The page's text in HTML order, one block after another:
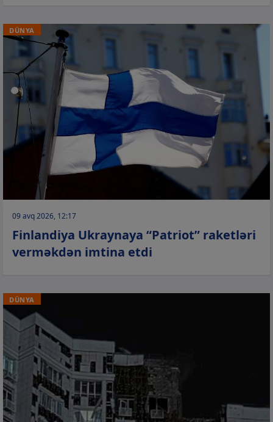
DÜNYA
09 avq 2026, 12:17
Finlandiya Ukraynaya “Patriot” raketləri
verməkdən imtina etdi
DÜNYA